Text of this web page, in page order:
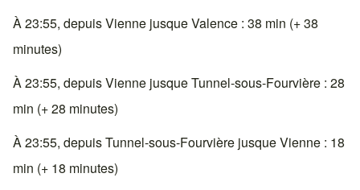
À 23:55, depuis Vienne jusque Valence : 38 min (+ 38
minutes)
À 23:55, depuis Vienne jusque Tunnel-sous-Fourvière : 28
min (+ 28 minutes)
À 23:55, depuis Tunnel-sous-Fourvière jusque Vienne : 18
min (+ 18 minutes)